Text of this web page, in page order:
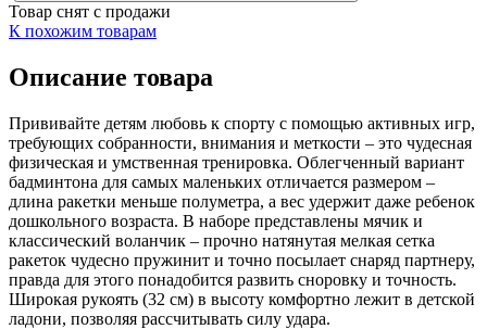
Товар снят с продажи
К похожим товарам
Описание товара
Прививайте детям любовь к спорту с помощью активных игр,
требующих собранности, внимания и меткости – это чудесная
физическая и умственная тренировка. Облегченный вариант
бадминтона для самых маленьких отличается размером –
длина ракетки меньше полуметра, а вес удержит даже ребенок
дошкольного возраста. В наборе представлены мячик и
классический воланчик – прочно натянутая мелкая сетка
ракеток чудесно пружинит и точно посылает снаряд партнеру,
правда для этого понадобится развить сноровку и точность.
Широкая рукоять (32 см) в высоту комфортно лежит в детской
ладони, позволяя рассчитывать силу удара.